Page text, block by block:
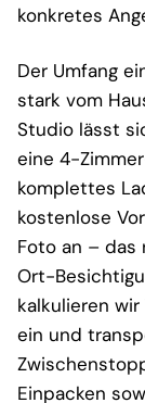
konkretes
Der Umfang
stark vom
Studio lässt
eine 4-
komplettes
kostenlose
Foto an –
Ort-
kalkulieren
ein und
Einpacken